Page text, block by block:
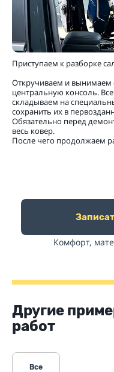
Приступаем к разборке
Откручиваем и вынимаем
центральную консоль.
складываем на
сохранить их в
Обязательно перед
весь ковер.
После чего продолжаем
Комфорт,
Другие
работ
Все